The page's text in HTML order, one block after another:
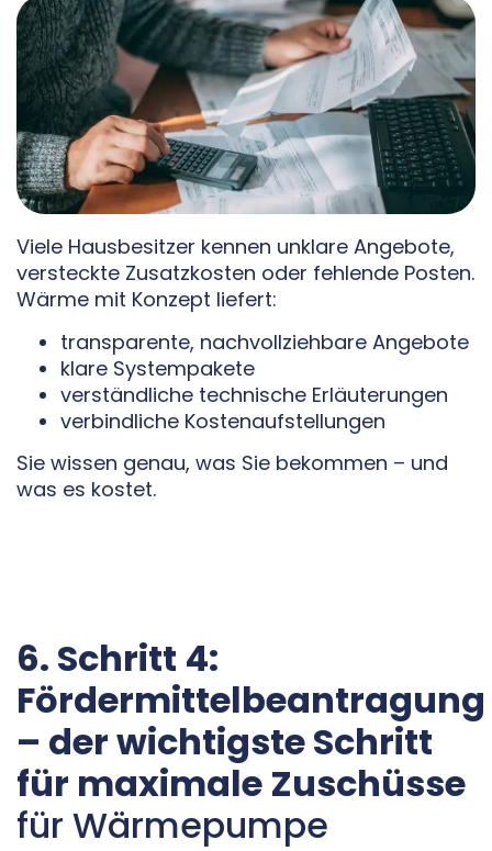
Viele Hausbesitzer kennen unklare Angebote,
versteckte Zusatzkosten oder fehlende Posten.
Wärme mit Konzept liefert:
transparente, nachvollziehbare Angebote
klare Systempakete
verständliche technische Erläuterungen
verbindliche Kostenaufstellungen
Sie wissen genau, was Sie bekommen – und
was es kostet.
6. Schritt 4:
Fördermittelbeantragung
– der wichtigste Schritt
für maximale Zuschüsse
für Wärmepumpe